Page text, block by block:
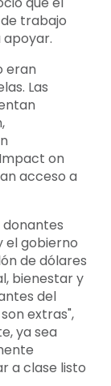
trabajo
apoyar.
eran
Las
on
acceso a
donantes
el gobierno
de dólares
bienestar y
del
extras",
ya sea
a clase listo